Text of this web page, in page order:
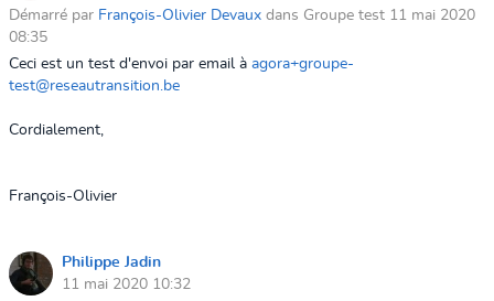
Démarré par François-Olivier Devaux dans Groupe test 11 mai 2020
08:35
Ceci est un test d'envoi par email à agora+groupe-
test@reseautransition.be
Cordialement,
François-Olivier
Philippe Jadin
11 mai 2020 10:32